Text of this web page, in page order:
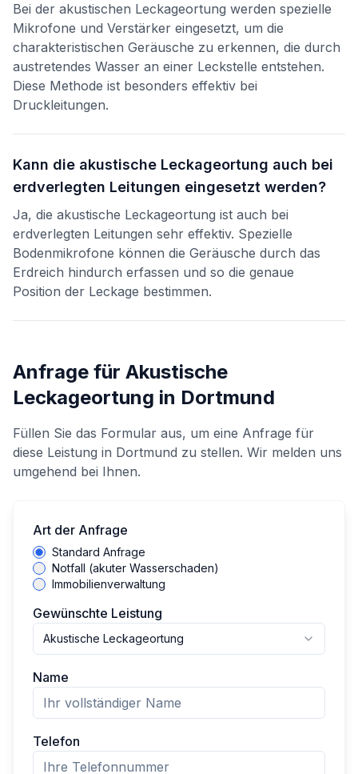
Bei der akustischen Leckageortung werden spezielle
Mikrofone und Verstärker eingesetzt, um die
charakteristischen Geräusche zu erkennen, die durch
austretendes Wasser an einer Leckstelle entstehen.
Diese Methode ist besonders effektiv bei
Druckleitungen.
Kann die akustische Leckageortung auch bei
erdverlegten Leitungen eingesetzt werden?
Ja, die akustische Leckageortung ist auch bei
erdverlegten Leitungen sehr effektiv. Spezielle
Bodenmikrofone können die Geräusche durch das
Erdreich hindurch erfassen und so die genaue
Position der Leckage bestimmen.
Anfrage für Akustische
Leckageortung in Dortmund
Füllen Sie das Formular aus, um eine Anfrage für
diese Leistung in Dortmund zu stellen. Wir melden uns
umgehend bei Ihnen.
Art der Anfrage
Standard Anfrage
Notfall (akuter Wasserschaden)
Immobilienverwaltung
Gewünschte Leistung
Akustische Leckageortung
Name
Telefon